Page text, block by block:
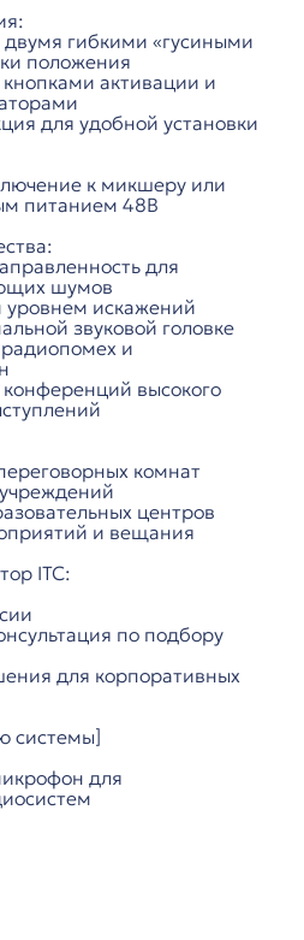
гибкими «гусиными
положения
активации и
для удобной установки
к микшеру или
питанием 48В
для
шумов
уровнем искажений
звуковой головке
и
конференций высокого
комнат
центров
и вещания
ITC:
по подбору
для корпоративных
системы]
для